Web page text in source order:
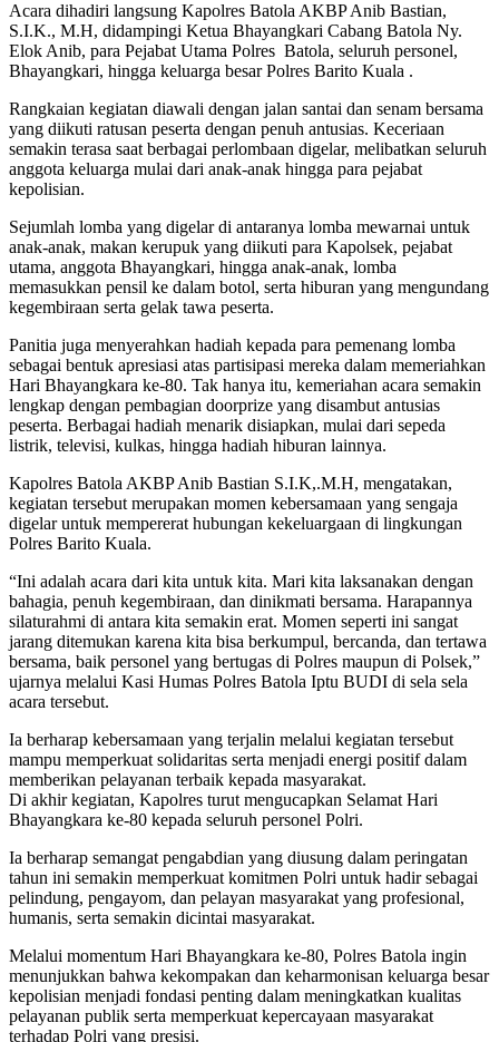
Acara dihadiri langsung Kapolres Batola AKBP Anib Bastian,
S.I.K., M.H, didampingi Ketua Bhayangkari Cabang Batola Ny.
Elok Anib, para Pejabat Utama Polres Batola, seluruh personel,
Bhayangkari, hingga keluarga besar Polres Barito Kuala .
Rangkaian kegiatan diawali dengan jalan santai dan senam bersama
yang diikuti ratusan peserta dengan penuh antusias. Keceriaan
semakin terasa saat berbagai perlombaan digelar, melibatkan seluruh
anggota keluarga mulai dari anak-anak hingga para pejabat
kepolisian.
Sejumlah lomba yang digelar di antaranya lomba mewarnai untuk
anak-anak, makan kerupuk yang diikuti para Kapolsek, pejabat
utama, anggota Bhayangkari, hingga anak-anak, lomba
memasukkan pensil ke dalam botol, serta hiburan yang mengundang
kegembiraan serta gelak tawa peserta.
Panitia juga menyerahkan hadiah kepada para pemenang lomba
sebagai bentuk apresiasi atas partisipasi mereka dalam memeriahkan
Hari Bhayangkara ke-80. Tak hanya itu, kemeriahan acara semakin
lengkap dengan pembagian doorprize yang disambut antusias
peserta. Berbagai hadiah menarik disiapkan, mulai dari sepeda
listrik, televisi, kulkas, hingga hadiah hiburan lainnya.
Kapolres Batola AKBP Anib Bastian S.I.K,.M.H, mengatakan,
kegiatan tersebut merupakan momen kebersamaan yang sengaja
digelar untuk mempererat hubungan kekeluargaan di lingkungan
Polres Barito Kuala.
“Ini adalah acara dari kita untuk kita. Mari kita laksanakan dengan
bahagia, penuh kegembiraan, dan dinikmati bersama. Harapannya
silaturahmi di antara kita semakin erat. Momen seperti ini sangat
jarang ditemukan karena kita bisa berkumpul, bercanda, dan tertawa
bersama, baik personel yang bertugas di Polres maupun di Polsek,”
ujarnya melalui Kasi Humas Polres Batola Iptu BUDI di sela sela
acara tersebut.
Ia berharap kebersamaan yang terjalin melalui kegiatan tersebut
mampu memperkuat solidaritas serta menjadi energi positif dalam
memberikan pelayanan terbaik kepada masyarakat.
Di akhir kegiatan, Kapolres turut mengucapkan Selamat Hari
Bhayangkara ke-80 kepada seluruh personel Polri.
Ia berharap semangat pengabdian yang diusung dalam peringatan
tahun ini semakin memperkuat komitmen Polri untuk hadir sebagai
pelindung, pengayom, dan pelayan masyarakat yang profesional,
humanis, serta semakin dicintai masyarakat.
Melalui momentum Hari Bhayangkara ke-80, Polres Batola ingin
menunjukkan bahwa kekompakan dan keharmonisan keluarga besar
kepolisian menjadi fondasi penting dalam meningkatkan kualitas
pelayanan publik serta memperkuat kepercayaan masyarakat
terhadap Polri yang presisi.